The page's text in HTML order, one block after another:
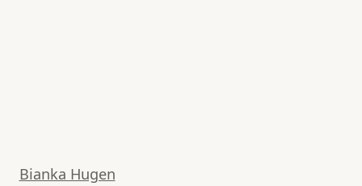
Bianka Hugen